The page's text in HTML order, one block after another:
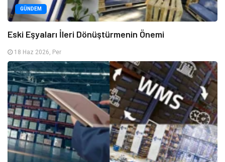
GÜNDEM
Eski Eşyaları İleri Dönüştürmenin Önemi
18 Haz 2026, Per